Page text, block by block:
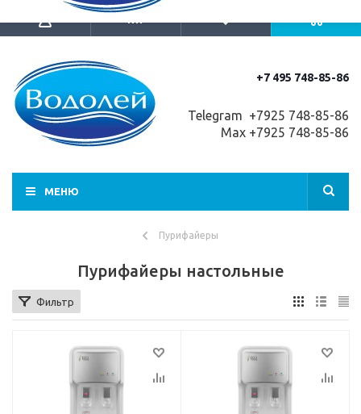
+7 495 748-85-86
Telegram +7925 748-85-86
Max +7925 748-85-86
МЕНЮ
Пурифайеры
Пурифайеры настольные
Фильтр